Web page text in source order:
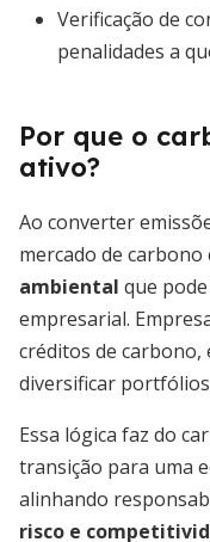
Verificação de
penalidades a
Por que o
ativo?
Ao converter
mercado de carbono
ambiental que
empresarial.
créditos de
diversificar
Essa lógica faz do
transição para uma
alinhando
risco e